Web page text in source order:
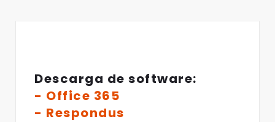
Descarga de software:
- Office 365
- Respondus